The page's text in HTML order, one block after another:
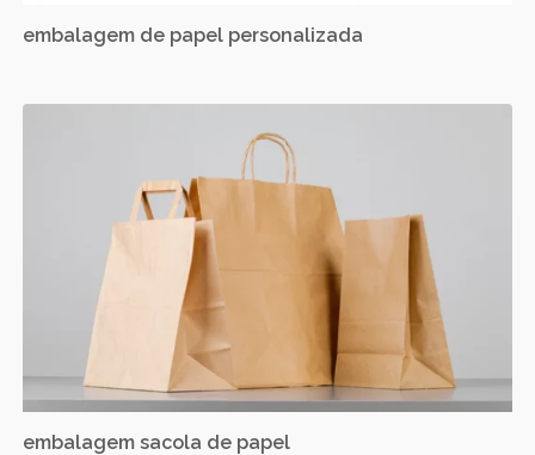
embalagem de papel personalizada
embalagem sacola de papel